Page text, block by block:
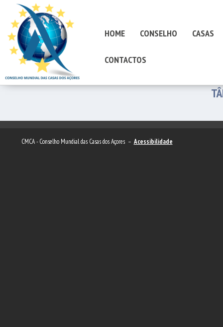
HOME CONSELHO CASAS
CONTACTOS
CMCA - Conselho Mundial das Casas dos Açores – Acessibilidade